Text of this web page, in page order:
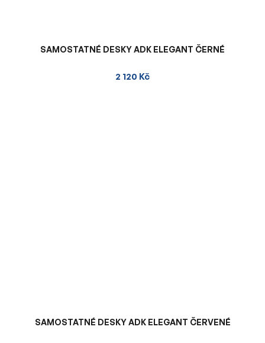
SAMOSTATNÉ DESKY ADK ELEGANT ČERNÉ
2 120 Kč
SAMOSTATNÉ DESKY ADK ELEGANT ČERVENÉ